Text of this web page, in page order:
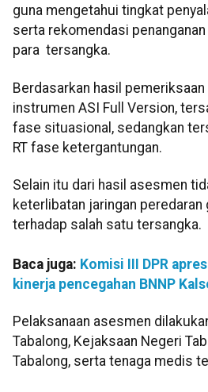
guna mengetahui tingkat
serta rekomendasi
para tersangka.
Berdasarkan hasil
instrumen ASI Full Version,
fase situasional, sedangkan
RT fase ketergantungan.
Selain itu dari hasil asesmen
keterlibatan jaringan peredaran
terhadap salah satu tersangka.
Baca juga: Komisi III DPR
kinerja pencegahan BNNP
Pelaksanaan asesmen
Tabalong, Kejaksaan Negeri
Tabalong, serta tenaga medis